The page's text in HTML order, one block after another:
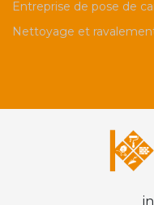
Entreprise de pose de
Nettoyage et